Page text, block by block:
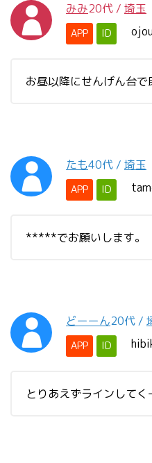
みみ20代 / 埼玉
APP ID
お昼以降にせんげん台
たも40代 / 埼玉
APP ID
*****でお願いします。
どーーん20代 /
APP ID
とりあえずラインしてく